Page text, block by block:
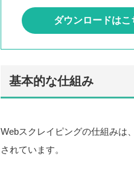
ダウンロードはこ
基本的な仕組み
Webスクレイピングの仕組みは
されています。